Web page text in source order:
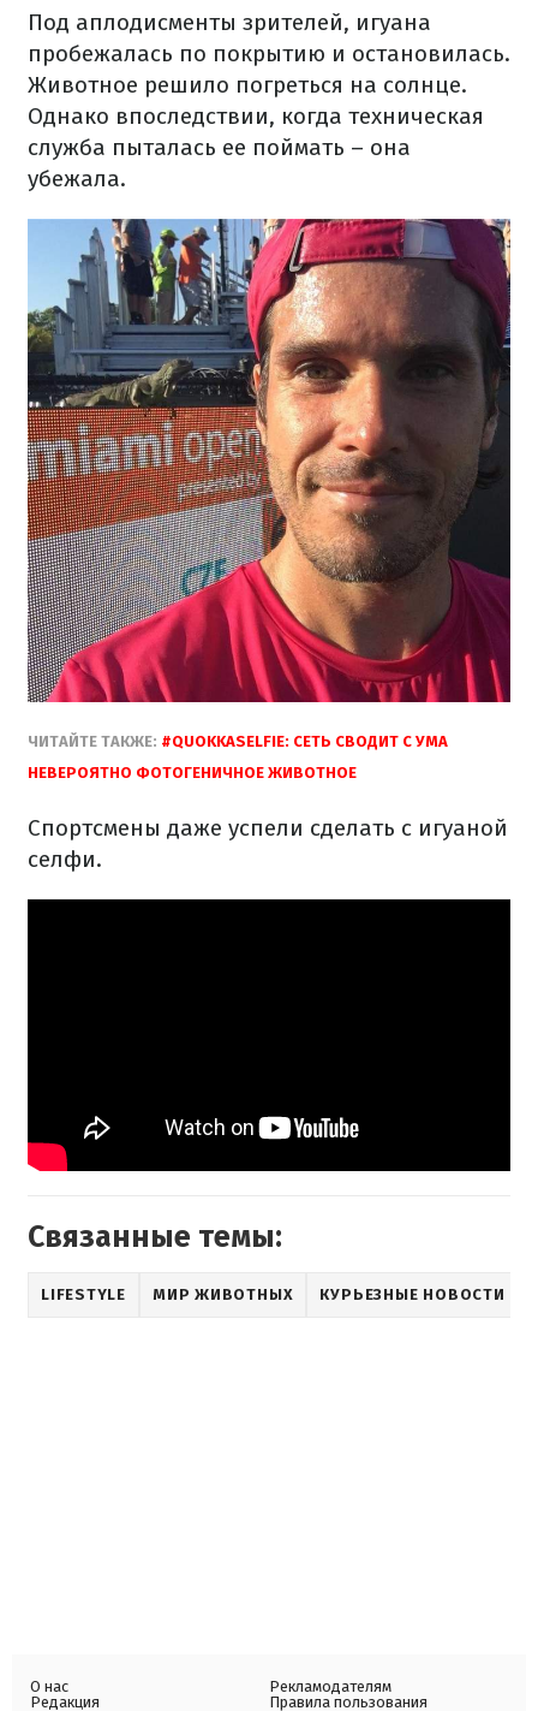
Под аплодисменты зрителей, игуана
пробежалась по покрытию и остановилась.
Животное решило погреться на солнце.
Однако впоследствии, когда техническая
служба пыталась ее поймать – она
убежала.
ЧИТАЙТЕ ТАКЖЕ: #QUOKKASELFIE: СЕТЬ СВОДИТ С УМА
НЕВЕРОЯТНО ФОТОГЕНИЧНОЕ ЖИВОТНОЕ
Спортсмены даже успели сделать с игуаной
селфи.
Связанные темы:
LIFESTYLE МИР ЖИВОТНЫХ КУРЬЕЗНЫЕ НОВОСТИ
О нас
Редакция
Рекламодателям
Правила пользования